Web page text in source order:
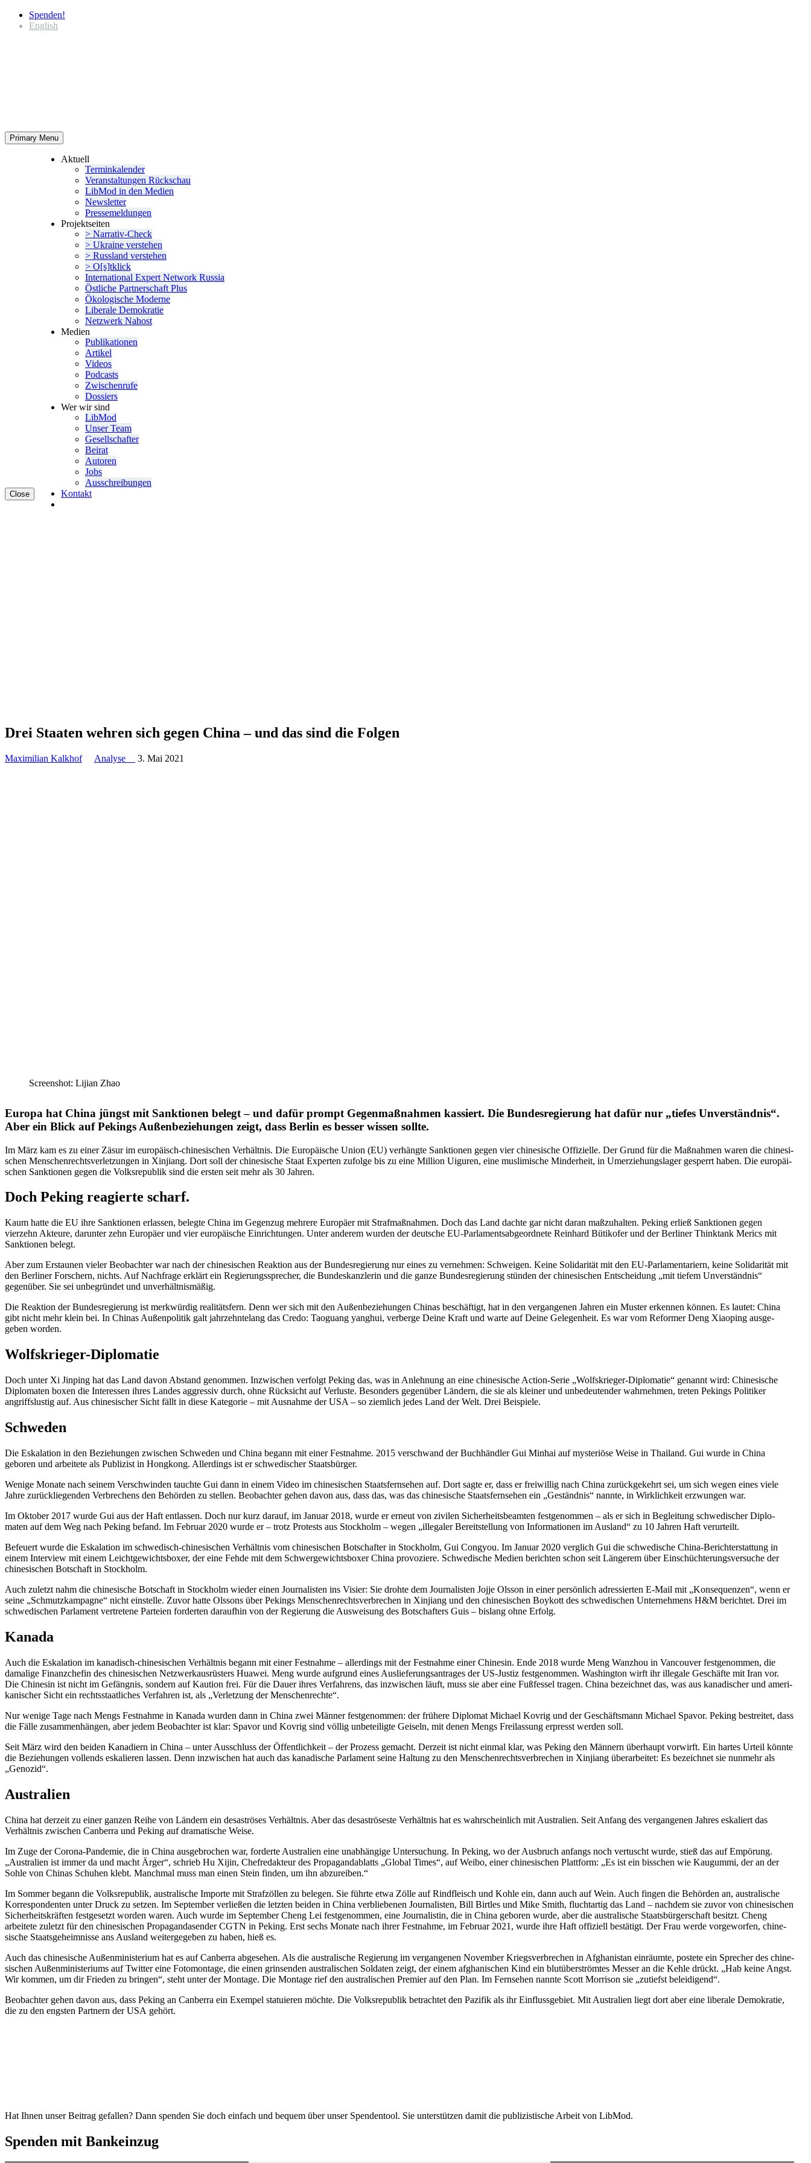
Spenden!
English
Primary Menu
Close
Aktuell
Termin­ka­lender
Veran­stal­tungen Rückschau
LibMod in den Medien
Newsletter
Presse­mel­dungen
Projekt­seiten
> Narrativ-Check
> Ukraine verstehen
> Russland verstehen
> O[s]tklick
Inter­na­tional Expert Network Russia
Östliche Partner­schaft Plus
Ökolo­gische Moderne
Liberale Demokratie
Netzwerk Nahost
Medien
Publi­ka­tionen
Artikel
Videos
Podcasts
Zwischenrufe
Dossiers
Wer wir sind
LibMod
Unser Team
Gesell­schafter
Beirat
Autoren
Jobs
Ausschrei­bungen
Kontakt
Drei Staaten wehren sich gegen China – und das sind die Folgen
Maximilian Kalkhof Analyse 3. Mai 2021
Screenshot: Lijian Zhao
Europa hat China jüngst mit Sanktionen belegt – und dafür prompt Gegen­maß­nahmen kassiert. Die Bundes­re­gierung hat dafür nur „tiefes Unver­ständnis“.
Aber ein Blick auf Pekings Außen­be­zie­hungen zeigt, dass Berlin es besser wissen sollte.
Im März kam es zu einer Zäsur im europäisch-chine­si­schen Verhältnis. Die Europäische Union (EU) verhängte Sanktionen gegen vier chine­sische Offizielle. Der Grund für die Maßnahmen waren die chine­si­
schen Menschen­rechts­ver­let­zungen in Xinjiang. Dort soll der chine­sische Staat Experten zufolge bis zu eine Million Uiguren, eine musli­mische Minderheit, in Umerzie­hungs­lager gesperrt haben. Die europäi­
schen Sanktionen gegen die Volks­re­publik sind die ersten seit mehr als 30 Jahren.
Doch Peking reagierte scharf.
Kaum hatte die EU ihre Sanktionen erlassen, belegte China im Gegenzug mehrere Europäer mit Straf­maß­nahmen. Doch das Land dachte gar nicht daran maßzu­halten. Peking erließ Sanktionen gegen
vierzehn Akteure, darunter zehn Europäer und vier europäische Einrich­tungen. Unter anderem wurden der deutsche EU-Parla­ments­ab­ge­ordnete Reinhard Bütikofer und der Berliner Thinktank Merics mit
Sanktionen belegt.
Aber zum Erstaunen vieler Beobachter war nach der chine­si­schen Reaktion aus der Bundes­re­gierung nur eines zu vernehmen: Schweigen. Keine Solida­rität mit den EU-Parla­men­ta­riern, keine Solida­rität mit
den Berliner Forschern, nichts. Auf Nachfrage erklärt ein Regie­rungs­sprecher, die Bundes­kanz­lerin und die ganze Bundes­re­gierung stünden der chine­si­schen Entscheidung „mit tiefem Unver­ständnis“
gegenüber. Sie sei unbegründet und unverhältnismäßig.
Die Reaktion der Bundes­re­gierung ist merkwürdig reali­tätsfern. Denn wer sich mit den Außen­be­zie­hungen Chinas beschäftigt, hat in den vergan­genen Jahren ein Muster erkennen können. Es lautet: China
gibt nicht mehr klein bei. In Chinas Außen­po­litik galt jahrzehn­telang das Credo: Taoguang yanghui, verberge Deine Kraft und warte auf Deine Gelegenheit. Es war vom Reformer Deng Xiaoping ausge­
geben worden.
Wolfs­krieger-Diplo­matie
Doch unter Xi Jinping hat das Land davon Abstand genommen. Inzwi­schen verfolgt Peking das, was in Anlehnung an eine chine­sische Action-Serie „Wolfs­krieger-Diplo­matie“ genannt wird: Chine­sische
Diplo­maten boxen die Inter­essen ihres Landes aggressiv durch, ohne Rücksicht auf Verluste. Besonders gegenüber Ländern, die sie als kleiner und unbedeu­tender wahrnehmen, treten Pekings Politiker
angriffs­lustig auf. Aus chine­si­scher Sicht fällt in diese Kategorie – mit Ausnahme der USA – so ziemlich jedes Land der Welt. Drei Beispiele.
Schweden
Die Eskalation in den Bezie­hungen zwischen Schweden und China begann mit einer Festnahme. 2015 verschwand der Buchhändler Gui Minhai auf myste­riöse Weise in Thailand. Gui wurde in China
geboren und arbeitete als Publizist in Hongkong. Aller­dings ist er schwe­di­scher Staatsbürger.
Wenige Monate nach seinem Verschwinden tauchte Gui dann in einem Video im chine­si­schen Staats­fern­sehen auf. Dort sagte er, dass er freiwillig nach China zurück­ge­kehrt sei, um sich wegen eines viele
Jahre zurück­lie­genden Verbre­chens den Behörden zu stellen. Beobachter gehen davon aus, dass das, was das chine­sische Staats­fern­sehen ein „Geständnis“ nannte, in Wirklichkeit erzwungen war.
Im Oktober 2017 wurde Gui aus der Haft entlassen. Doch nur kurz darauf, im Januar 2018, wurde er erneut von zivilen Sicher­heits­be­amten festge­nommen – als er sich in Begleitung schwe­di­scher Diplo­
maten auf dem Weg nach Peking befand. Im Februar 2020 wurde er – trotz Protests aus Stockholm – wegen „illegaler Bereit­stellung von Infor­ma­tionen im Ausland“ zu 10 Jahren Haft verurteilt.
Befeuert wurde die Eskalation im schwe­disch-chine­si­schen Verhältnis vom chine­si­schen Botschafter in Stockholm, Gui Congyou. Im Januar 2020 verglich Gui die schwe­dische China-Bericht­erstattung in
einem Interview mit einem Leicht­ge­wichts­boxer, der eine Fehde mit dem Schwer­ge­wichts­boxer China provo­ziere. Schwe­dische Medien berichten schon seit Längerem über Einschüch­te­rungs­ver­suche der
chine­si­schen Botschaft in Stockholm.
Auch zuletzt nahm die chine­sische Botschaft in Stockholm wieder einen Journa­listen ins Visier: Sie drohte dem Journa­listen Jojje Olsson in einer persönlich adres­sierten E‑Mail mit „Konse­quenzen“, wenn er
seine „Schmutz­kam­pagne“ nicht einstelle. Zuvor hatte Olssons über Pekings Menschen­rechts­ver­brechen in Xinjiang und den chine­si­schen Boykott des schwe­di­schen Unter­nehmens H&M berichtet. Drei im
schwe­di­schen Parlament vertretene Parteien forderten daraufhin von der Regierung die Ausweisung des Botschafters Guis – bislang ohne Erfolg.
Kanada
Auch die Eskalation im kanadisch-chine­si­schen Verhältnis begann mit einer Festnahme – aller­dings mit der Festnahme einer Chinesin. Ende 2018 wurde Meng Wanzhou in Vancouver festge­nommen, die
damalige Finanz­chefin des chine­si­schen Netzwerk­aus­rüsters Huawei. Meng wurde aufgrund eines Auslie­fe­rungs­an­trages der US-Justiz festge­nommen. Washington wirft ihr illegale Geschäfte mit Iran vor.
Die Chinesin ist nicht im Gefängnis, sondern auf Kaution frei. Für die Dauer ihres Verfahrens, das inzwi­schen läuft, muss sie aber eine Fußfessel tragen. China bezeichnet das, was aus kanadi­scher und ameri­
ka­ni­scher Sicht ein rechts­staat­liches Verfahren ist, als „Verletzung der Menschenrechte“.
Nur wenige Tage nach Mengs Festnahme in Kanada wurden dann in China zwei Männer festge­nommen: der frühere Diplomat Michael Kovrig und der Geschäftsmann Michael Spavor. Peking bestreitet, dass
die Fälle zusam­men­hängen, aber jedem Beobachter ist klar: Spavor und Kovrig sind völlig unbetei­ligte Geiseln, mit denen Mengs Freilassung erpresst werden soll.
Seit März wird den beiden Kanadiern in China – unter Ausschluss der Öffent­lichkeit – der Prozess gemacht. Derzeit ist nicht einmal klar, was Peking den Männern überhaupt vorwirft. Ein hartes Urteil könnte
die Bezie­hungen vollends eskalieren lassen. Denn inzwi­schen hat auch das kanadische Parlament seine Haltung zu den Menschen­rechts­ver­brechen in Xinjiang überar­beitet: Es bezeichnet sie nunmehr als
„Genozid“.
Australien
China hat derzeit zu einer ganzen Reihe von Ländern ein desas­tröses Verhältnis. Aber das desas­trö­seste Verhältnis hat es wahrscheinlich mit Australien. Seit Anfang des vergan­genen Jahres eskaliert das
Verhältnis zwischen Canberra und Peking auf drama­tische Weise.
Im Zuge der Corona-Pandemie, die in China ausge­brochen war, forderte Australien eine unabhängige Unter­su­chung. In Peking, wo der Ausbruch anfangs noch vertuscht wurde, stieß das auf Empörung.
„Australien ist immer da und macht Ärger“, schrieb Hu Xijin, Chefre­dakteur des Propa­gan­da­blatts „Global Times“, auf Weibo, einer chine­si­schen Plattform: „Es ist ein bisschen wie Kaugummi, der an der
Sohle von Chinas Schuhen klebt. Manchmal muss man einen Stein finden, um ihn abzureiben.“
Im Sommer begann die Volks­re­publik, austra­lische Importe mit Straf­zöllen zu belegen. Sie führte etwa Zölle auf Rindfleisch und Kohle ein, dann auch auf Wein. Auch fingen die Behörden an, austra­lische
Korre­spon­denten unter Druck zu setzen. Im September verließen die letzten beiden in China verblie­benen Journa­listen, Bill Birtles und Mike Smith, flucht­artig das Land – nachdem sie zuvor von chine­si­schen
Sicher­heits­kräften festge­setzt worden waren. Auch wurde im September Cheng Lei festge­nommen, eine Journa­listin, die in China geboren wurde, aber die austra­lische Staats­bür­ger­schaft besitzt. Cheng
arbeitete zuletzt für den chine­si­schen Propa­gan­da­sender CGTN in Peking. Erst sechs Monate nach ihrer Festnahme, im Februar 2021, wurde ihre Haft offiziell bestätigt. Der Frau werde vorge­worfen, chine­
sische Staats­ge­heim­nisse ans Ausland weiter­ge­geben zu haben, hieß es.
Auch das chine­sische Außen­mi­nis­terium hat es auf Canberra abgesehen. Als die austra­lische Regierung im vergan­genen November Kriegs­ver­brechen in Afgha­nistan einräumte, postete ein Sprecher des chine­
si­schen Außen­mi­nis­te­riums auf Twitter eine Fotomontage, die einen grinsenden austra­li­schen Soldaten zeigt, der einem afgha­ni­schen Kind ein blutüber­strömtes Messer an die Kehle drückt. „Hab keine Angst.
Wir kommen, um dir Frieden zu bringen“, steht unter der Montage. Die Montage rief den austra­li­schen Premier auf den Plan. Im Fernsehen nannte Scott Morrison sie „zutiefst beleidigend“.
Beobachter gehen davon aus, dass Peking an Canberra ein Exempel statu­ieren möchte. Die Volks­re­publik betrachtet den Pazifik als ihr Einfluss­gebiet. Mit Australien liegt dort aber eine liberale Demokratie,
die zu den engsten Partnern der USA gehört.
Hat Ihnen unser Beitrag gefallen? Dann spenden Sie doch einfach und bequem über unser Spendentool. Sie unter­stützen damit die publi­zis­tische Arbeit von LibMod.
Spenden mit Bankeinzug